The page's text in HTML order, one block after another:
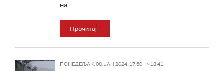
на...
Прочитај
ПОНЕДЕЉАК, 08. ЈАН 2024, 17:50 -> 18:41